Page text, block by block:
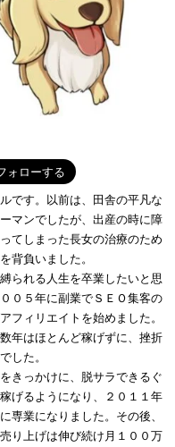
です。以前は、田舎の平凡な
マンでしたが、出産の時に障
てしまった長女の治療のため
背負いました。
られる人生を卒業したいと思
０５年に副業でＳＥＯ集客の
フィリエイトを始めました。
年はほとんど稼げずに、挫折
した。
きっかけに、脱サラできるぐ
げるようになり、２０１１年
専業になりました。その後、
り上げは伸び続け月１００万